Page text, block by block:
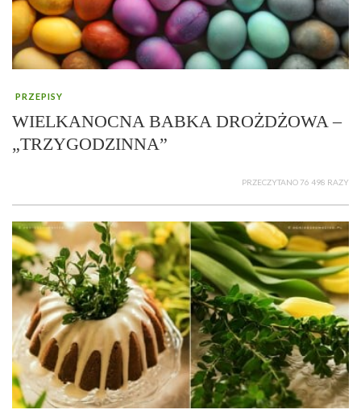
PRZEPISY
WIELKANOCNA BABKA DROŻDŻOWA –
„TRZYGODZINNA”
PRZECZYTANO 76 498 RAZY